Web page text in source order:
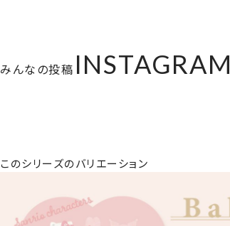
みんなの投稿 INSTAGRAM
このシリーズのバリエーション